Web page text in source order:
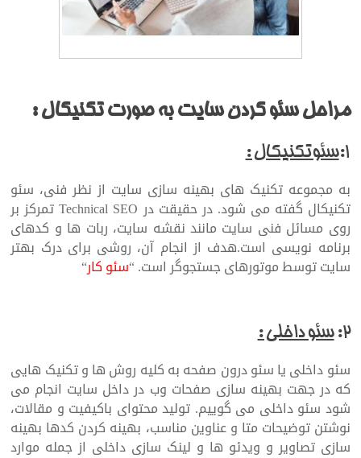
مراحل سئو کردن سایت به صورت تکنیکال :
۱: سئوتکنیکال :
به مجموعه تکنیک های بهینه سازی سایت از نظر فنی، سئو
تکنیکال گفته می شود. در حقیقت در Technical SEO تمرکز بر
روی مسائل فنی سایت مانند نقشه سایت، ربات ها و کدهای
برنامه نویسی است.هدف از انجام آن، روشی برای درک بهتر
سایت توسط موتورهای جستجوگر است. “سئو کار“
۲: سئو داخلی :
سئو داخلی یا سئو درون صفحه به کلیه روش ها و تکنیک هایی
که در جهت بهینه سازی صفحات وب در داخل سایت انجام می
شود سئو داخلی می گوییم. تولید محتوای باکیفیت و مقالات،
نوشتن توضیحات متا و عناوین مناسب، بهینه کردن کدها بهینه
سازی تصاویر و ویدئو ها و لینک سازی داخلی از جمله موارد